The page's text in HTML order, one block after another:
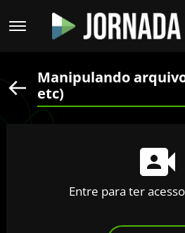
Manipulando
etc)
Entre para ter